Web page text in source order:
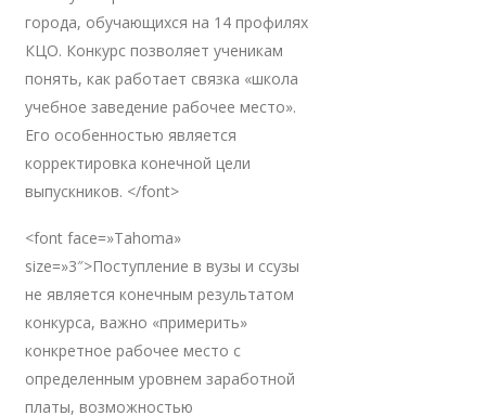
города, обучающихся на 14 профилях
КЦО. Конкурс позволяет ученикам
понять, как работает связка «школа
учебное заведение рабочее место».
Его особенностью является
корректировка конечной цели
выпускников. </font>
<font face=»Tahoma»
size=»3″>Поступление в вузы и ссузы
не является конечным результатом
конкурса, важно «примерить»
конкретное рабочее место с
определенным уровнем заработной
платы, возможностью